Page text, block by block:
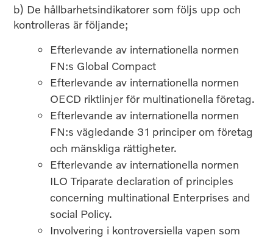
b) De hållbarhetsindikatorer som följs upp och
kontrolleras är följande;
Efterlevande av internationella normen
FN:s Global Compact
Efterlevande av internationella normen
OECD riktlinjer för multinationella företag.
Efterlevande av internationella normen
FN:s vägledande 31 principer om företag
och mänskliga rättigheter.
Efterlevande av internationella normen
ILO Triparate declaration of principles
concerning multinational Enterprises and
social Policy.
Involvering i kontroversiella vapen som